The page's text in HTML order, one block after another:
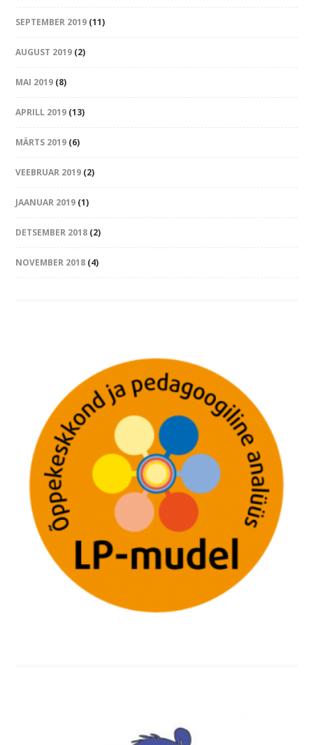
SEPTEMBER 2019 (11)
AUGUST 2019 (2)
MAI 2019 (8)
APRILL 2019 (13)
MÄRTS 2019 (6)
VEEBRUAR 2019 (2)
JAANUAR 2019 (1)
DETSEMBER 2018 (2)
NOVEMBER 2018 (4)